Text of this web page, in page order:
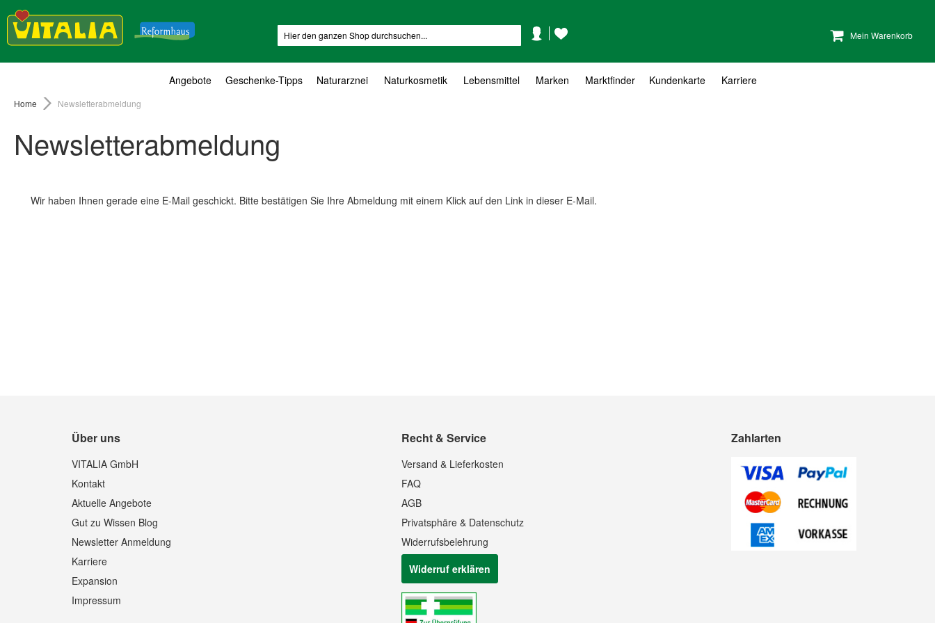
Mein Warenkorb
KontoWunschzettel
Angebote Geschenke-Tipps Naturarznei Naturkosmetik Lebensmittel Marken Marktfinder Kundenkarte Karriere
Home Newsletterabmeldung
Newsletterabmeldung
Wir haben Ihnen gerade eine E-Mail geschickt. Bitte bestätigen Sie Ihre Abmeldung mit einem Klick auf den Link in dieser E-Mail.
Über uns
VITALIA GmbH
Kontakt
Aktuelle Angebote
Gut zu Wissen Blog
Newsletter Anmeldung
Karriere
Expansion
Impressum
Recht & Service
Versand & Lieferkosten
FAQ
AGB
Privatsphäre & Datenschutz
Widerrufsbelehrung
Widerruf erklären
Zahlarten